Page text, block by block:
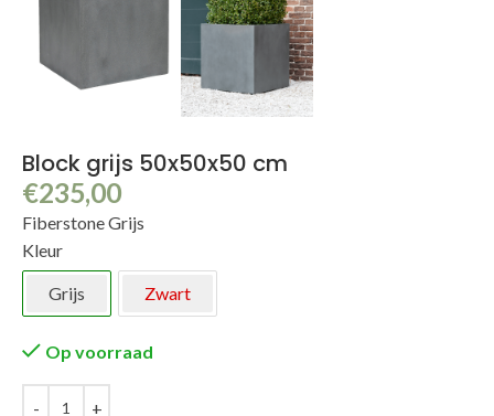
Block grijs 50x50x50 cm
€235,00
Fiberstone Grijs
Kleur
Grijs Zwart
Op voorraad